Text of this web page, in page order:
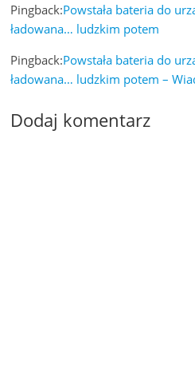
Pingback:Powstała bateria do
ładowana… ludzkim potem
Pingback:Powstała bateria do
ładowana… ludzkim potem –
Dodaj komentarz